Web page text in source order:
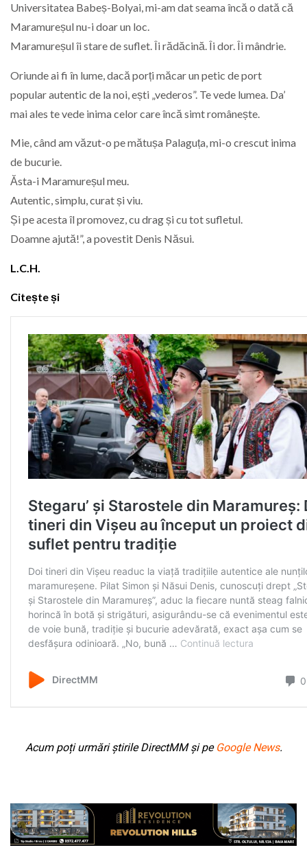
Universitatea Babeș-Bolyai, mi-am dat seama încă o dată că
Maramureșul nu-i doar un loc.
Maramureșul îi stare de suflet. Îi rădăcină. Îi dor. Îi mândrie.
Oriunde ai fi în lume, dacă porți măcar un petic de port
popular autentic de la noi, ești „vederos”. Te vede lumea. Da’
mai ales te vede inima celor care încă simt românește.
Mie, când am văzut-o pe mătușa Palaguța, mi-o crescut inima
de bucurie.
Ăsta-i Maramureșul meu.
Autentic, simplu, curat și viu.
Și pe acesta îl promovez, cu drag și cu tot sufletul.
Doamne ajută!”, a povestit Denis Năsui.
L.C.H.
Citește și
Acum poți urmări știrile DirectMM și pe Google News.